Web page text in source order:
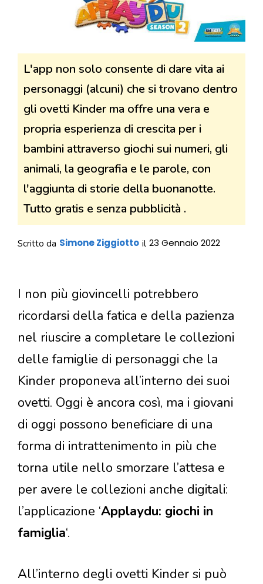
L'app non solo consente di dare vita ai
personaggi (alcuni) che si trovano dentro
gli ovetti Kinder ma offre una vera e
propria esperienza di crescita per i
bambini attraverso giochi sui numeri, gli
animali, la geografia e le parole, con
l'aggiunta di storie della buonanotte.
Tutto gratis e senza pubblicità .
Scritto da Simone Ziggiotto il 23 Gennaio 2022
I non più giovincelli potrebbero
ricordarsi della fatica e della pazienza
nel riuscire a completare le collezioni
delle famiglie di personaggi che la
Kinder proponeva all’interno dei suoi
ovetti. Oggi è ancora così, ma i giovani
di oggi possono beneficiare di una
forma di intrattenimento in più che
torna utile nello smorzare l’attesa e
per avere le collezioni anche digitali:
l’applicazione ‘Applaydu: giochi in
famiglia‘.
All’interno degli ovetti Kinder si può